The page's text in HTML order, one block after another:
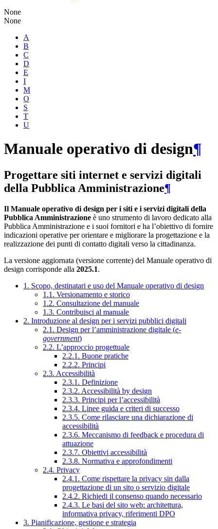
None
None
A
B
C
D
E
I
M
O
S
T
U
Manuale operativo di design¶
Progettare siti internet e servizi digitali
della Pubblica Amministrazione¶
Il Manuale operativo di design per i siti e i servizi digitali della
Pubblica Amministrazione è uno strumento di lavoro dedicato alla
Pubblica Amministrazione e i suoi fornitori e ha l’obiettivo di fornire
indicazioni operative per orientare e migliorare la progettazione e la
realizzazione dei punti di contatto digitali verso la cittadinanza.
La versione aggiornata (versione corrente) del Manuale operativo di
design corrisponde alla 2025.1.
1. Scopo, destinatari e uso del Manuale operativo di design
1.1. Versionamento e storico
1.2. Consultazione del manuale
1.3. Contribuisci al manuale
2. Introduzione al design per i servizi pubblici digitali
2.1. Design per l’amministrazione digitale (e-
government)
2.2. L’approccio progettuale
2.2.1. Buone pratiche
2.2.2. Principi
2.3. Accessibilità
2.3.1. Definizione
2.3.2. Accessibilità by design
2.3.3. Principi per l’accessibilità
2.3.4. Linee guida e criteri di successo
2.3.5. Come rilasciare una dichiarazione di
accessibilità
2.3.6. Meccanismo di feedback e procedura di
attuazione
2.3.7. Obiettivi accessibilità
2.3.8. Normativa e approfondimenti
2.4. Privacy
2.4.1. Come rispettare la privacy sin dalla
progettazione di un sito o servizio digitale
2.4.2. Richiedi il consenso quando necessario
2.4.3. Le basi del sito web: architettura,
informativa privacy, riferimenti DPO
3. Pianificazione, gestione e strategia